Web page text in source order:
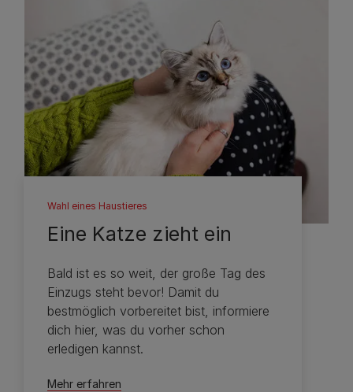
Wahl eines Haustieres
Eine Katze zieht ein
Bald ist es so weit, der große Tag des
Einzugs steht bevor! Damit du
bestmöglich vorbereitet bist, informiere
dich hier, was du vorher schon
erledigen kannst.
Mehr erfahren